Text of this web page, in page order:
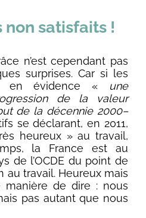
non satisfaits !
n’est cependant pas
surprises. Car si les
en évidence « une
de la valeur
de la décennie 2000–
se déclarant, en 2011,
heureux » au travail,
la France est au
de l’OCDE du point de
au travail. Heureux mais
manière de dire : nous
pas autant que nous